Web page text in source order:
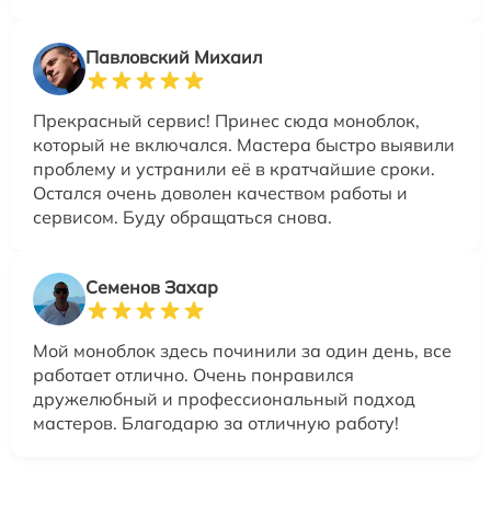
Павловский Михаил
Прекрасный сервис! Принес сюда моноблок,
который не включался. Мастера быстро выявили
проблему и устранили её в кратчайшие сроки.
Остался очень доволен качеством работы и
сервисом. Буду обращаться снова.
Семенов Захар
Мой моноблок здесь починили за один день, все
работает отлично. Очень понравился
дружелюбный и профессиональный подход
мастеров. Благодарю за отличную работу!